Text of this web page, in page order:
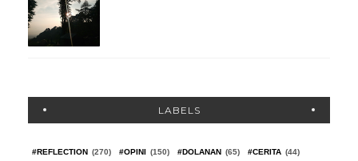
LABELS
#REFLECTION (270) #OPINI (150) #DOLANAN (65) #CERITA (44)